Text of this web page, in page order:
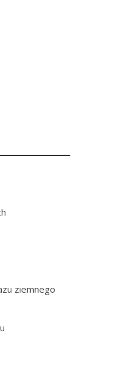
ziemnego